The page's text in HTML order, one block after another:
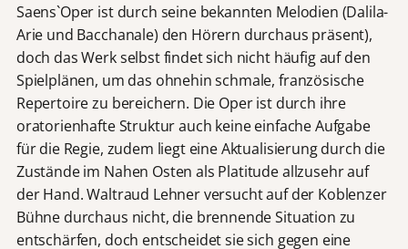
Saens`Oper ist durch seine bekannten Melodien (Dalila-
Arie und Bacchanale) den Hörern durchaus präsent),
doch das Werk selbst findet sich nicht häufig auf den
Spielplänen, um das ohnehin schmale, französische
Repertoire zu bereichern. Die Oper ist durch ihre
oratorienhafte Struktur auch keine einfache Aufgabe
für die Regie, zudem liegt eine Aktualisierung durch die
Zustände im Nahen Osten als Platitude allzusehr auf
der Hand. Waltraud Lehner versucht auf der Koblenzer
Bühne durchaus nicht, die brennende Situation zu
entschärfen, doch entscheidet sie sich gegen eine